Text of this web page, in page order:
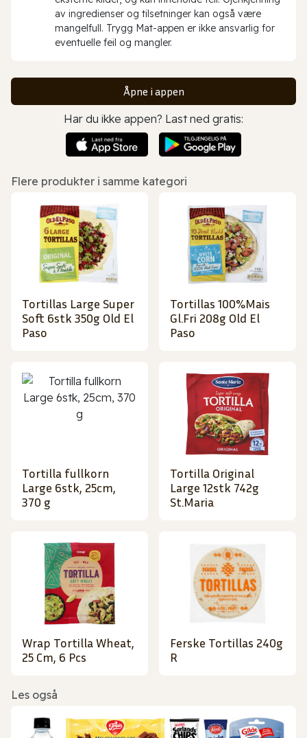
av ingredienser og tilsetninger kan også være
mangelfull. Trygg Mat-appen er ikke ansvarlig for
eventuelle feil og mangler.
Åpne i appen
Har du ikke appen? Last ned gratis:
Flere produkter i samme kategori
Tortillas Large Super
Soft 6stk 350g Old El
Paso
Tortillas 100%Mais
Gl.Fri 208g Old El
Paso
Tortilla fullkorn
Large 6stk, 25cm,
370 g
Tortilla Original
Large 12stk 742g
St.Maria
Wrap Tortilla Wheat,
25 Cm, 6 Pcs
Ferske Tortillas 240g
R
Les også